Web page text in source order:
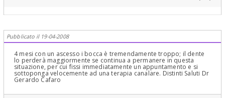
Pubblicato il 19-04-2008
4 mesi con un ascesso i bocca è tremendamente troppo; il dente
lo perderà maggiormente se continua a permanere in questa
situazione, per cui fissi immediatamente un appuntamento e si
sottoponga velocemente ad una terapia canalare. Distinti Saluti Dr
Gerardo Cafaro